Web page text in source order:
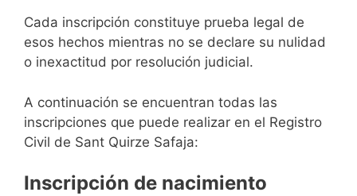
Cada inscripción constituye prueba legal de
esos hechos mientras no se declare su nulidad
o inexactitud por resolución judicial.
A continuación se encuentran todas las
inscripciones que puede realizar en el Registro
Civil de Sant Quirze Safaja:
Inscripción de nacimiento